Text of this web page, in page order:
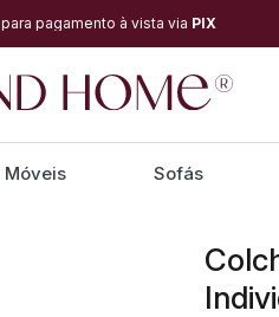
para pagamento à vista via PIX
Móveis Sofás